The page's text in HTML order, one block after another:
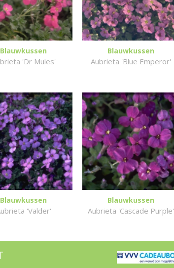
Blauwkussen
'Dr Mules'
Blauwkussen
Aubrieta 'Blue Emperor'
Blauwkussen
'Valder'
Blauwkussen
Aubrieta 'Cascade Purple'